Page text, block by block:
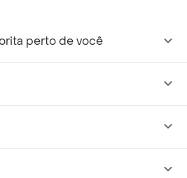
perto de você